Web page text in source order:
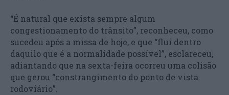
“É natural que exista sempre algum
congestionamento do trânsito”, reconheceu, como
sucedeu após a missa de hoje, e que “flui dentro
daquilo que é a normalidade possível”, esclareceu,
adiantando que na sexta-feira ocorreu uma colisão
que gerou “constrangimento do ponto de vista
rodoviário”.